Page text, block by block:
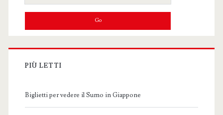
for:
PIÙ LETTI
Biglietti per vedere il Sumo in Giappone